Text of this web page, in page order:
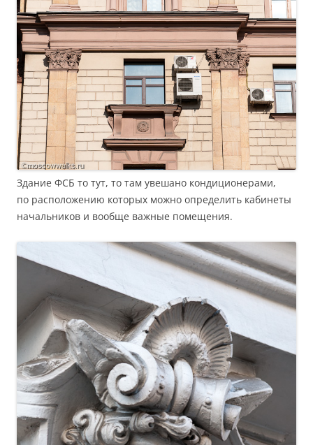
Здание ФСБ то тут, то там увешано кондиционерами,
по расположению которых можно определить кабинеты
начальников и вообще важные помещения.